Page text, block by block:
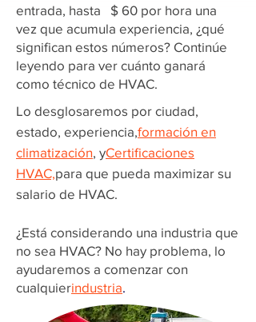
entrada, hasta $ 60 por hora una
vez que acumula experiencia, ¿qué
significan estos números? Continúe
leyendo para ver cuánto ganará
como técnico de HVAC.
Lo desglosaremos por ciudad,
estado, experiencia,formación en
climatización, yCertificaciones
HVAC,para que pueda maximizar su
salario de HVAC.
¿Está considerando una industria que
no sea HVAC? No hay problema, lo
ayudaremos a comenzar con
cualquierindustria.